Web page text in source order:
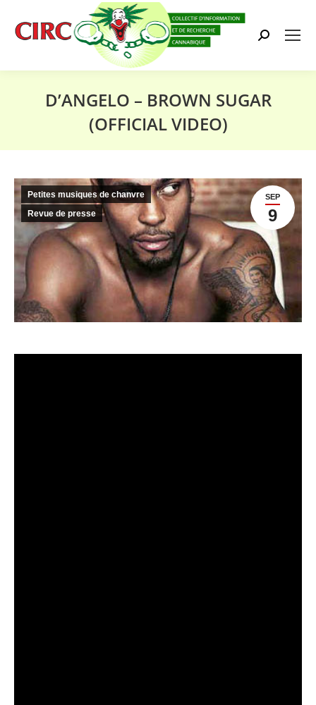
Search:
D’ANGELO – BROWN SUGAR
(OFFICIAL VIDEO)
SEP
9
Petites musiques de chanvre
Revue de presse